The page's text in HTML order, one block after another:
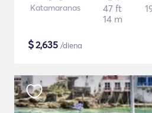
Katamaranas
47 ft
14 m
$2,635 /diena